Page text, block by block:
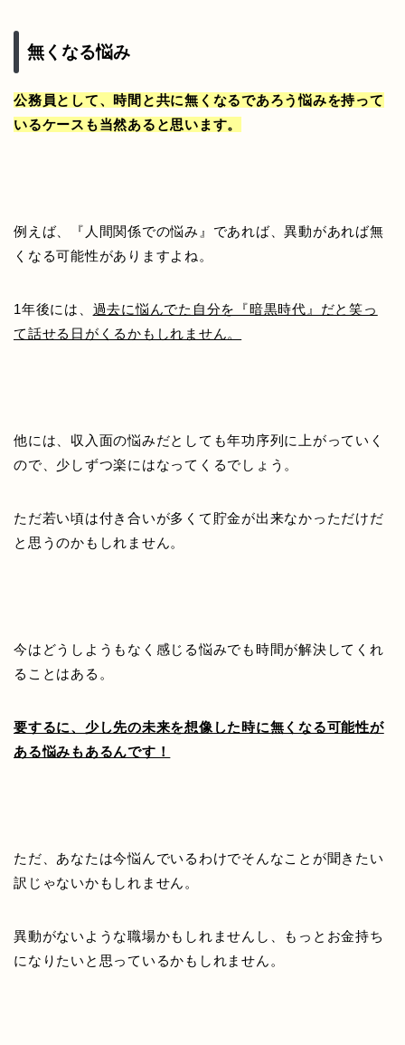
無くなる悩み
公務員として、時間と共に無くなるであろう悩みを持って
いるケースも当然あると思います。
例えば、『人間関係での悩み』であれば、異動があれば無
くなる可能性がありますよね。
1年後には、 過去に悩んでた自分を『暗黒時代』だと笑っ
て話せる日がくるかもしれません。
他には、収入面の悩みだとしても年功序列に上がっていく
ので、少しずつ楽にはなってくるでしょう。
ただ若い頃は付き合いが多くて貯金が出来なかっただけだ
と思うのかもしれません。
今はどうしようもなく感じる悩みでも時間が解決してくれ
ることはある。
要するに、少し先の未来を想像した時に無くなる可能性が
ある悩みもあるんです！
ただ、あなたは今悩んでいるわけでそんなことが聞きたい
訳じゃないかもしれません。
異動がないような職場かもしれませんし、もっとお金持ち
になりたいと思っているかもしれません。